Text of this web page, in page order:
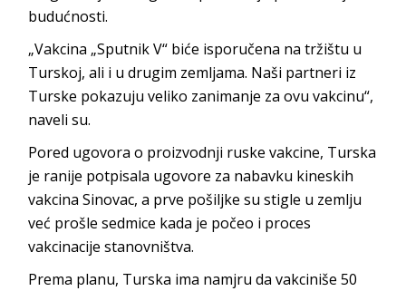
budućnosti.
„Vakcina „Sputnik V“ biće isporučena na tržištu u
Turskoj, ali i u drugim zemljama. Naši partneri iz
Turske pokazuju veliko zanimanje za ovu vakcinu“,
naveli su.
Pored ugovora o proizvodnji ruske vakcine, Turska
je ranije potpisala ugovore za nabavku kineskih
vakcina Sinovac, a prve pošiljke su stigle u zemlju
već prošle sedmice kada je počeo i proces
vakcinacije stanovništva.
Prema planu, Turska ima namjru da vakciniše 50